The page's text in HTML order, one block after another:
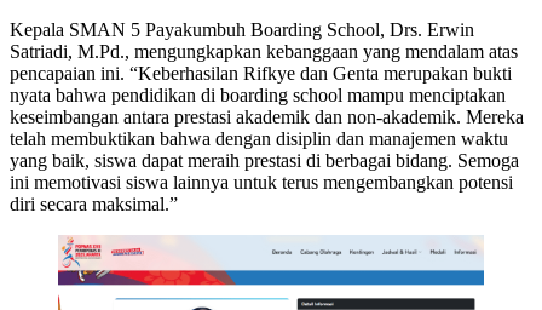
Kepala SMAN 5 Payakumbuh Boarding School, Drs. Erwin
Satriadi, M.Pd., mengungkapkan kebanggaan yang mendalam atas
pencapaian ini. “Keberhasilan Rifkye dan Genta merupakan bukti
nyata bahwa pendidikan di boarding school mampu menciptakan
keseimbangan antara prestasi akademik dan non-akademik. Mereka
telah membuktikan bahwa dengan disiplin dan manajemen waktu
yang baik, siswa dapat meraih prestasi di berbagai bidang. Semoga
ini memotivasi siswa lainnya untuk terus mengembangkan potensi
diri secara maksimal.”